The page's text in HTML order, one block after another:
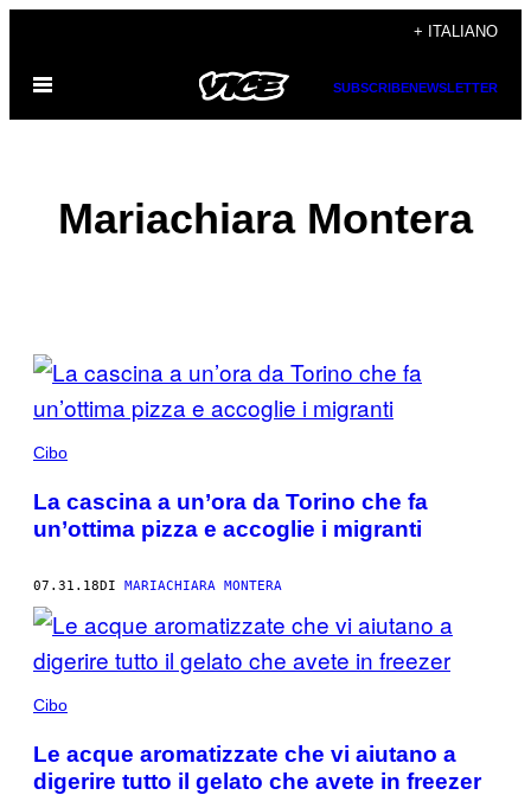
contenuto
+ ITALIANO
Apri
menu
SUBSCRIBENEWSLETTER
Mariachiara Montera
POSTS
BY
THIS
AUTHOR
Cibo
La cascina a un’ora da Torino che fa
un’ottima pizza e accoglie i migranti
07.31.18DI MARIACHIARA MONTERA
Cibo
Le acque aromatizzate che vi aiutano a
digerire tutto il gelato che avete in freezer